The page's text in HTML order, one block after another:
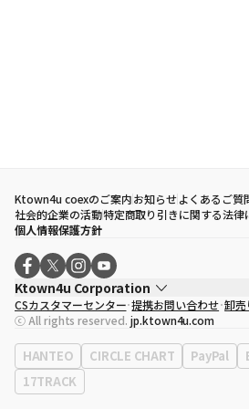
Ktown4u coexのご案内お知らせよくあるご質
社会的企業の活動特定商取り引きに関する法律
個人情報保護方針
Ktown4u Corporation
代表取締役
ソン・ヒョミン
事業者登録番号120-87-71116
eContext
0120-23-7523
事務所住所
ソウル特別市江南区永東大路
CSカスタマーセンター 提携お問い合わせ 卸
ⓒ All rights reserved. jp.ktown4u.com
HANTEO CIRCLE CHART PayPal
17TRACK